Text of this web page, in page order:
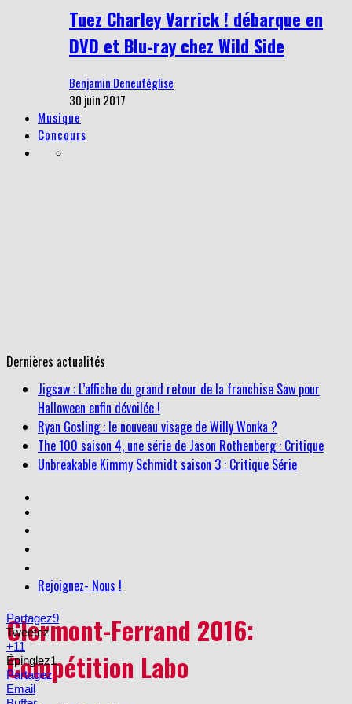
Tuez Charley Varrick ! débarque en
DVD et Blu-ray chez Wild Side
Benjamin Deneuféglise
30 juin 2017
Musique
Concours
Dernières actualités
Ryan Gosling : le nouveau visage de Willy Wonka ?
The 100 saison 4, une série de Jason Rothenberg : Critique
Unbreakable Kimmy Schmidt saison 3 : Critique Série
Jigsaw : L’affiche du grand retour de la franchise Saw pour
Halloween enfin dévoilée !
Rejoignez- Nous !
Clermont-Ferrand 2016:
Compétition Labo
Partagez9
Tweetez
+11
Épinglez1
Partagez
Email